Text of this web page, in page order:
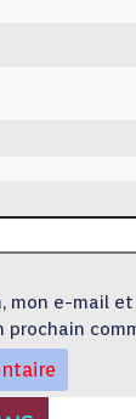
mon e-mail
prochain